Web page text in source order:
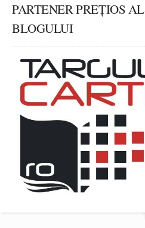
PARTENER PREȚIOS AL
BLOGULUI